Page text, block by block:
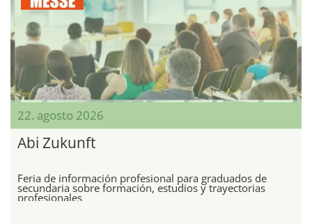
22. agosto 2026
Abi Zukunft
Feria de información profesional para graduados de
secundaria sobre formación, estudios y trayectorias
profesionales